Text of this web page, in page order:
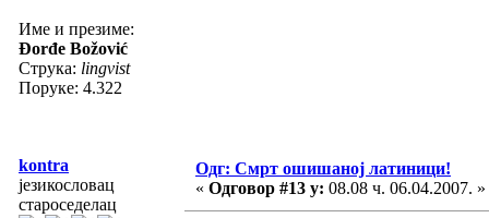
Име и презиме:
Đorđe Božović
Струка: lingvist
Поруке: 4.322
kontra
језикословац
староседелац
Одг: Смрт ошишаној латиници!
« Одговор #13 у: 08.08 ч. 06.04.2007. »